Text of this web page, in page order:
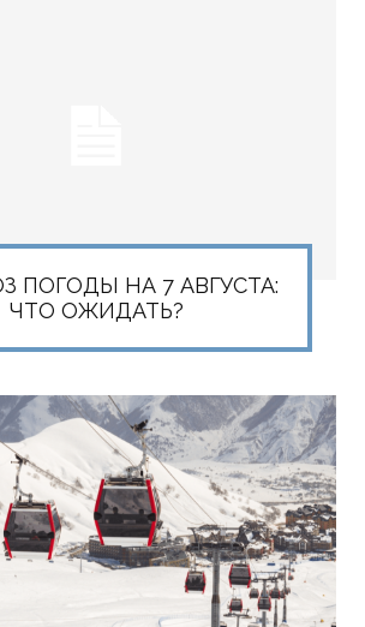
ПОГОДЫ НА 7 АВГУСТА:
ЧТО ОЖИДАТЬ?